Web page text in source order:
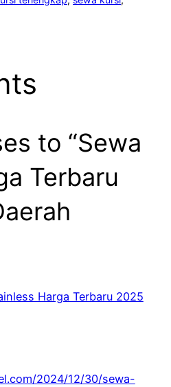
to “Sewa
Terbaru
Harga Terbaru 2025
2024/12/30/sewa-